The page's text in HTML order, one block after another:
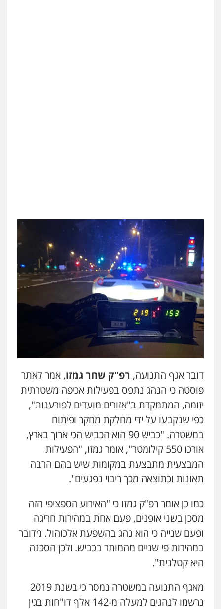
דובר אגף התנועה, רפ"ק שחר גמזו, אמר לאתר
פוסטה כי הנהג נתפס בפעילות אכיפה משטרתית
יזומה, המתמקדת ב"אזורים מועדים לפורענות",
כפי שנקבעו על ידי מחלקת מחקר ופיתוח
במשטרה. "כביש 90 הוא הכביש הכי ארוך בארץ,
אורכו 550 קילומטר", אומר גמזו, "הפעילות
המבצעית מתבצעת במקומות שיש בהם הרבה
תאונות וכתוצאה מכך ריבוי נפגעים".
כמו כן אומר רפ"ק גמזו כי "האירוע הספציפי הזה
מסכן בשני אופנים, פעם אחת במהירות חריגה
ופעם שנייה כי הוא נהג בהשפעת אלכוהול. מדובר
במהירות פי שניים מהמותר בכביש. ולכן הסכנה
היא קטלנית".
מאגף התנועה במשטרה נמסר כי בשנת 2019
נרשמו לנהגים למעלה מ-142 אלף דו"חות בגין
עורך דין תמיר אלטיט
פלילי תעבורה
0545577862
עו"ד אריה פטר
לשעבר סגן מנהל המחלקה הפלילית
בפרקליטות המדינה
0506217994
עו"ד יאיר בן סימון
פלילי
שחר לדובסקי, עו"ד
פלילי מעצרים וחקירות עבירות המתה עורכי
דין לענייני אסירים
0507913332
עו"ד שלומי שרון
פלילי צבאי מעצרים וחקירות
0547342002
עו"ד רונן בנדל
משפט פלילי פשיעה חמורה פלילי
0524282442
0538788878